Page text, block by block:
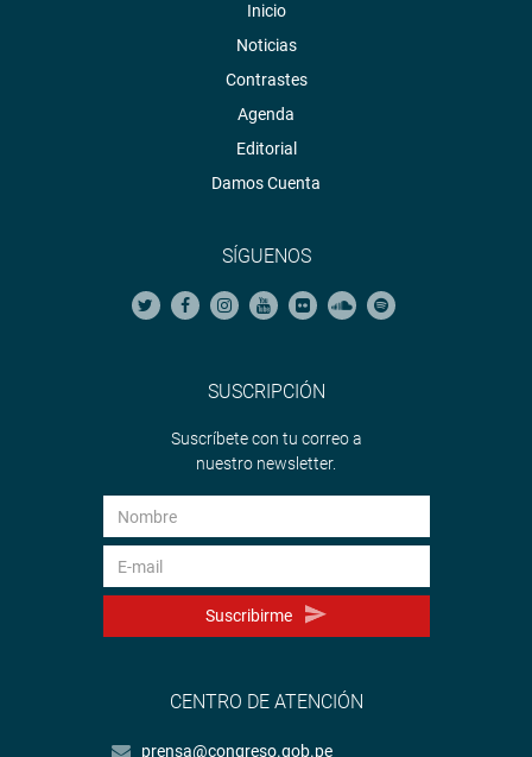
Inicio
Noticias
Contrastes
Agenda
Editorial
Damos Cuenta
SÍGUENOS
SUSCRIPCIÓN
Suscríbete con tu correo a
nuestro newsletter.
Suscribirme
CENTRO DE ATENCIÓN
prensa@congreso.gob.pe